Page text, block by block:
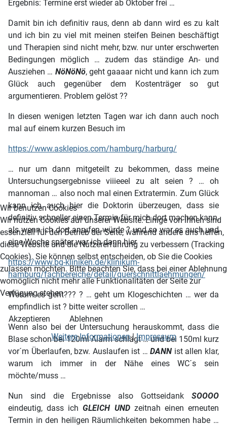
Ergebnis: Termine erst wieder ab Oktober frei …
Damit bin ich definitiv raus, denn ab dann wird es zu kalt
und ich bin zu viel mit meinen steifen Beinen beschäftigt
und Therapien sind nicht mehr, bzw. nur unter erschwerten
Bedingungen möglich … zudem das ständige An- und
Ausziehen … NöNöNö, geht gaaaar nicht und kann ich zum
Glück auch gegenüber dem Kostenträger so gut
argumentieren. Problem gelöst ??
In diesen wenigen letzten Tagen war ich dann auch noch
mal auf einem kurzen Besuch im
https://www.asklepios.com/hamburg/harburg/
… nur um dann mitgeteilt zu bekommen, dass meine
Untersuchungsergebnisse viiieeel zu alt seien ? … oh
mannoman … also noch mal einen Extratermin. Zum Glück
kann ich auch hier die Doktorin überzeugen, dass sie
definitiv schneller einen Termin für mich dort machen kann,
als wenn ich dort anrufen würde ? und so war es auch und
eine Woche später war ich dann hier
https://www.bg-kliniken.de/klinikum-
hamburg/fachbereiche/detail/querschnittlaehmungen/
Worum es geht??? ? … geht um Klogeschichten … wer da
empfindlich ist ? bitte weiter scrollen …
Wenn also bei der Untersuchung herauskommt, dass die
Blase schon bei 120ml Alarm schlägt … und bei 150ml kurz
vor´m Überlaufen, bzw. Auslaufen ist …DANN ist allen klar,
warum ich immer in der Nähe eines WC´s sein
möchte/muss …
Nun sind die Ergebnisse also Gottseidank SOOOO
eindeutig, dass ichGLEICH UNDzeitnah einen erneuten
Termin in den heiligen Räumlichkeiten bekommen habe …
Wir benutzen Cookies
Wir nutzen Cookies auf unserer Website. Einige von ihnen sind
essenziell für den Betrieb der Seite, während andere uns helfen,
diese Website und die Nutzererfahrung zu verbessern (Tracking
Cookies). Sie können selbst entscheiden, ob Sie die Cookies
zulassen möchten. Bitte beachten Sie, dass bei einer Ablehnung
womöglich nicht mehr alle Funktionalitäten der Seite zur
Verfügung stehen.
Akzeptieren
Ablehnen
Weitere Informationen|Impressum